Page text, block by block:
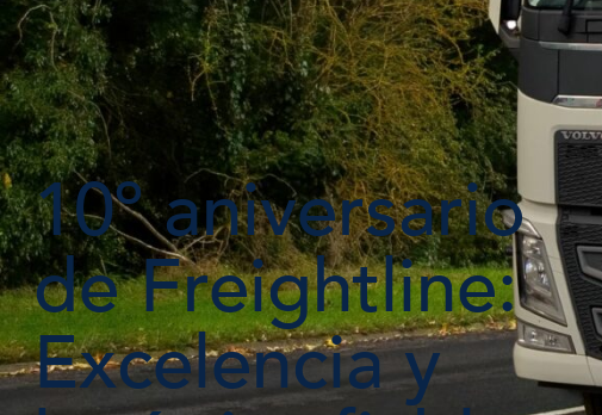
10º aniversario
de Freightline:
Excelencia y